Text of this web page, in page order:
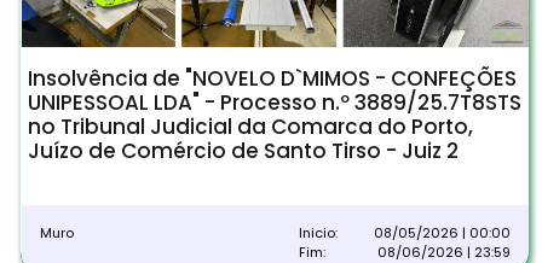
Insolvência de "NOVELO D`MIMOS - CONFEÇÕES
UNIPESSOAL LDA" - Processo n.º 3889/25.7T8STS
no Tribunal Judicial da Comarca do Porto,
Juízo de Comércio de Santo Tirso - Juiz 2
Muro Inicio:
08/05/2026 | 00:00
Fim:
08/06/2026 | 23:59